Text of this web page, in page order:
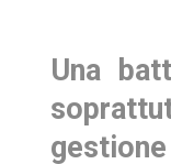
Una